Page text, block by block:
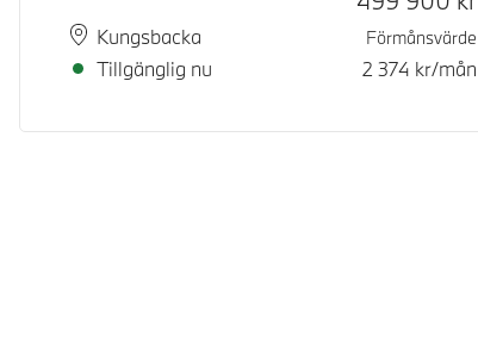
PlatsKungsbacka
Leveranstid
Tillgänglig nu
Förmånsvärde
2 374 kr/mån